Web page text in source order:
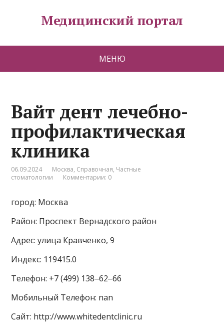
Медицинский портал
МЕНЮ
Вайт дент лечебно-
профилактическая
клиника
06.09.2024 Москва, Справочная, Частные
стоматологии
Комментарии: 0
город: Москва
Район: Проспект Вернадского район
Адрес: улица Кравченко, 9
Индекс: 119415.0
Телефон: +7 (499) 138‒62‒66
Мобильный Телефон: nan
Сайт: http://www.whitedentclinic.ru